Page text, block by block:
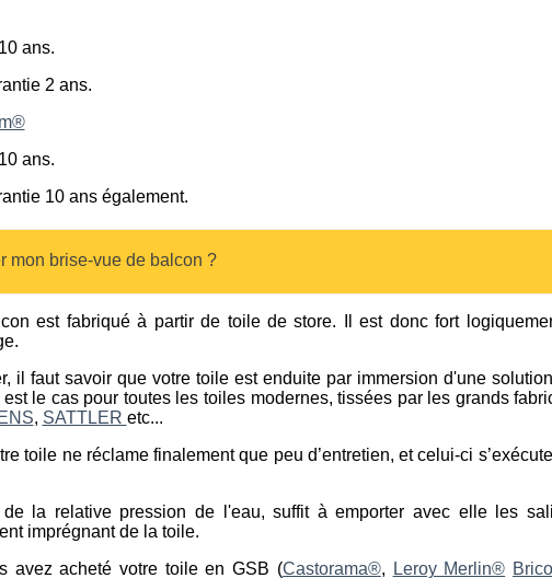
ans.
2 ans.
ans.
10 ans également.
mon brise-vue de balcon ?
est fabriqué à partir de toile de store. Il est donc fort
il faut savoir que votre toile est enduite par immersion d'une
le cas pour toutes les toiles modernes, tissées par les grands
, SATTLER etc...
toile ne réclame finalement que peu d’entretien, et celui-ci
de la relative pression de l'eau, suffit à emporter avec elle les
imprégnant de la toile.
avez acheté votre toile en GSB (Castorama®, Leroy Merlin®